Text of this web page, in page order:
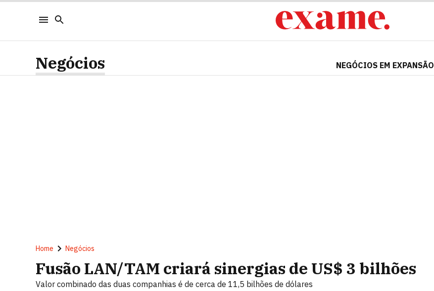
Negócios NEGÓCIOS EM EXPANSÃO
Home Negócios
Fusão LAN/TAM criará sinergias de US$ 3 bilhões
Valor combinado das duas companhias é de cerca de 11,5 bilhões de dólares